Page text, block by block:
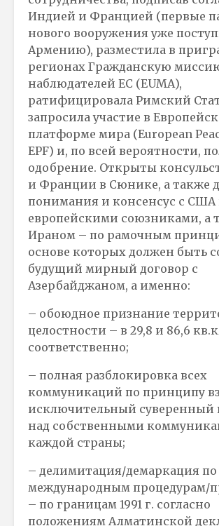
Индией и Францией (первые
нового вооружения уже
Армению), разместила в
регионах Гражданскую
наблюдателей ЕС (EUMA),
ратифицировала Римский
запросила участие в
платформе мира (European
EPF) и, по всей вероятности,
одобрение. Открыты
и Франции в Сюнике, а также
понимания и консенсус с США
европейскими союзниками, а
Ираном – по рамочным
основе которых должен быть
будущий мирный договор с
Азербайджаном, а именно:
– обоюдное признание
целостности – в 29,8 и 86,6
соответственно;
– полная разблокировка всех
коммуникаций по принципу
исключительный суверенный
над собственными
каждой страны;
– делимитация/демаркация по
международным процедурам/
– по границам 1991 г. согласно
положениям Алматинской